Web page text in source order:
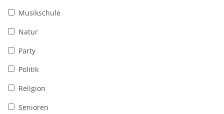
Musikschule
Natur
Party
Politik
Religion
Senioren